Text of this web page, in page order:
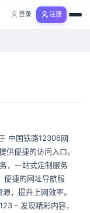
登录 注册
中国铁路12306网
便捷的访问入口。
，一站式定制服务
便捷的网址导航服
，提升上网效率。
- 发现精彩内容，